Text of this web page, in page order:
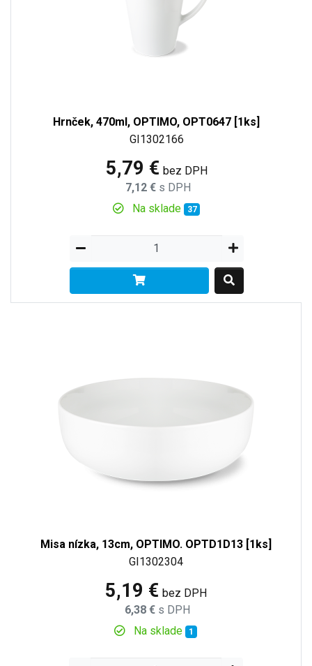
Hrnček, 470ml, OPTIMO, OPT0647 [1ks]
GI1302166
5,79 € bez DPH
7,12 € s DPH
Na sklade
37
Misa nízka, 13cm, OPTIMO. OPTD1D13 [1ks]
GI1302304
5,19 € bez DPH
6,38 € s DPH
Na sklade 1